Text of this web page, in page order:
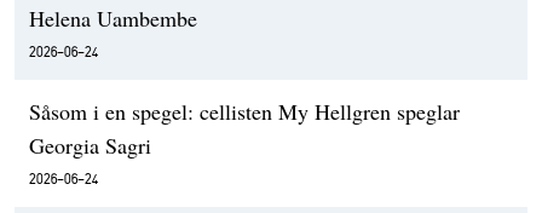
Helena Uambembe
2026-06-24
Såsom i en spegel: cellisten My Hellgren speglar
Georgia Sagri
2026-06-24